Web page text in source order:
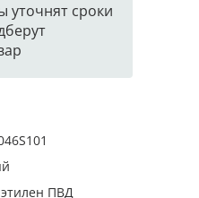
сроки
ПВД